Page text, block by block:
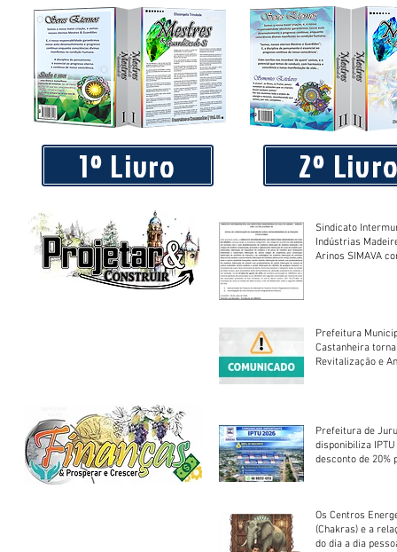
Brasnorte tem história, tem raízes, tem ancestralidade e
1º Livro 2º
Sindicato
Indústrias
Arinos SIMAVA convoca à
Prefeitura
Castanheira
Revitalização e
Prefeitura de
disponibiliza
desconto de 20%
Os Centros
(Chakras) e a
do dia a dia